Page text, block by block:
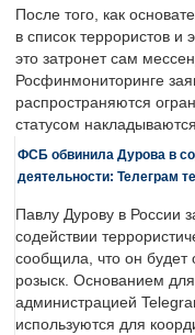
После того, как
в список террористов и
это затронет сам
Росфинмониторинге
распространяются
статусом
ФСБ обвинила Дурова в
деятельности: Телеграм
Павлу Дурову в России
содействии
сообщила, что он
розыск. Основанием
администрацией
используются для